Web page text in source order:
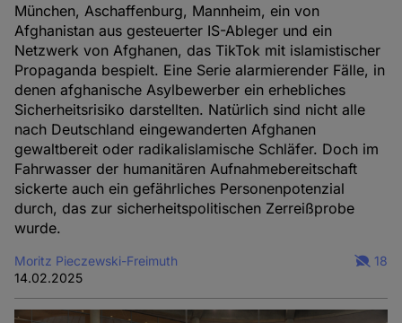
München, Aschaffenburg, Mannheim, ein von
Afghanistan aus gesteuerter IS-Ableger und ein
Netzwerk von Afghanen, das TikTok mit islamistischer
Propaganda bespielt. Eine Serie alarmierender Fälle, in
denen afghanische Asylbewerber ein erhebliches
Sicherheitsrisiko darstellten. Natürlich sind nicht alle
nach Deutschland eingewanderten Afghanen
gewaltbereit oder radikalislamische Schläfer. Doch im
Fahrwasser der humanitären Aufnahmebereitschaft
sickerte auch ein gefährliches Personenpotenzial
durch, das zur sicherheitspolitischen Zerreißprobe
wurde.
Moritz Pieczewski-Freimuth
14.02.2025
18